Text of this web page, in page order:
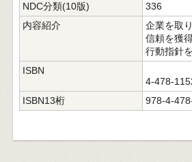
NDC分類(10版)
336
内容紹介
企業を取
信頼を獲
行動指針
ISBN
4-478-
ISBN13桁
978-4-